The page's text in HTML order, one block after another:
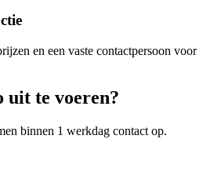
en een vaste contactpersoon voor
uit te voeren?
binnen 1 werkdag contact op.